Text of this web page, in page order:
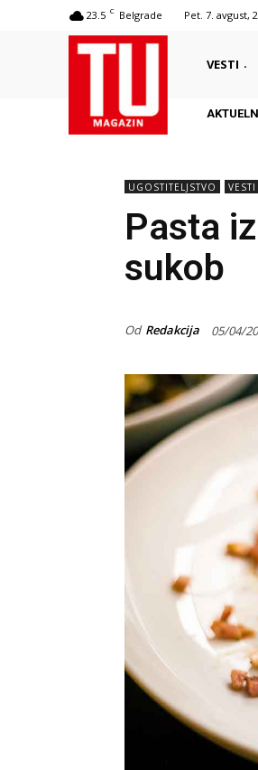
23.5 C Belgrade Pet. 7. avgust,
VESTI
UGOSTITELJSTVO VESTI
Pasta
sukob
Od Redakcija 05/04/